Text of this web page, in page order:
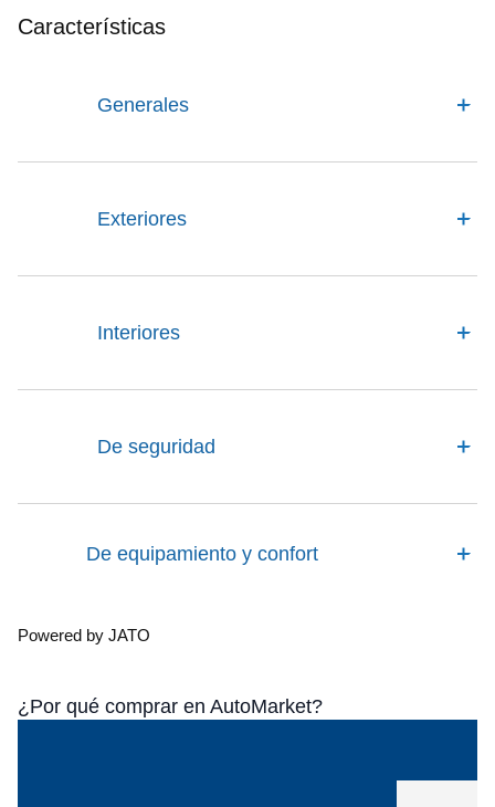
Características
Generales
Exteriores
Interiores
De seguridad
De equipamiento y confort
Powered by JATO
¿Por qué comprar en AutoMarket?